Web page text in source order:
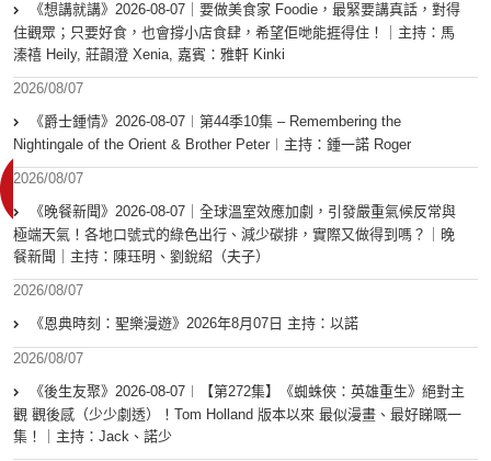
《想講就講》2026-08-07｜要做美食家 Foodie，最緊要講真話，對得
住觀眾；只要好食，也會撐小店食肆，希望佢哋能捱得住！｜主持：馬
溱禧 Heily, 莊韻澄 Xenia, 嘉賓：雅軒 Kinki
2026/08/07
《爵士鍾情》2026-08-07︱第44季10集 – Remembering the
Nightingale of the Orient & Brother Peter︱主持：鍾一諾 Roger
2026/08/07
《晚餐新聞》2026-08-07｜全球溫室效應加劇，引發嚴重氣候反常與
極端天氣！各地口號式的綠色出行、減少碳排，實際又做得到嗎？｜晚
餐新聞｜主持：陳珏明、劉銳紹（夫子）
2026/08/07
《恩典時刻：聖樂漫遊》2026年8月07日 主持：以諾
2026/08/07
《後生友聚》2026-08-07︱【第272集】《蜘蛛俠：英雄重生》絕對主
觀 觀後感（少少劇透）！Tom Holland 版本以來 最似漫畫、最好睇嘅一
集！｜主持：Jack、諾少